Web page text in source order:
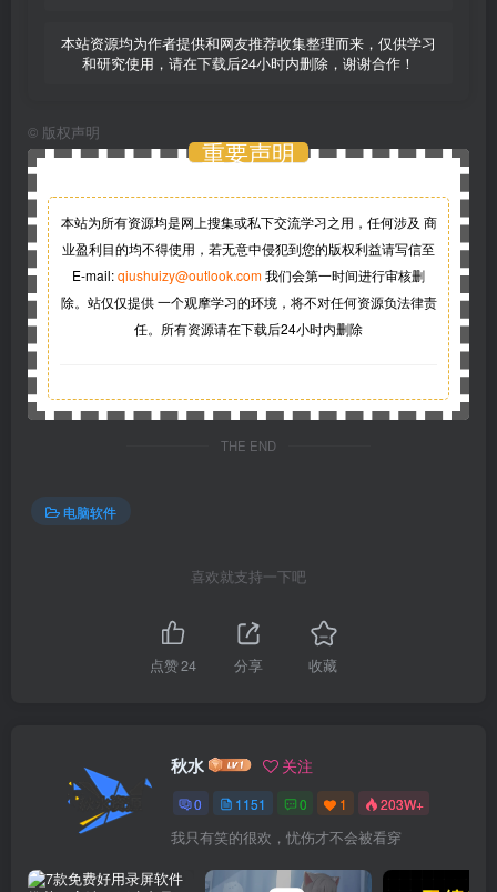
本站资源均为作者提供和网友推荐收集整理而来，仅供学习
和研究使用，请在下载后24小时内删除，谢谢合作！
© 版权声明
重要声明
本站为所有资源均是网上搜集或私下交流学习之用，任何涉及 商
业盈利目的均不得使用，若无意中侵犯到您的版权利益请写信至
E-mail:qiushuizy@outlook.com我们会第一时间进行审核删
除。站仅仅提供 一个观摩学习的环境，将不对任何资源负法律责
任。所有资源请在下载后24小时内删除
THE END
电脑软件
喜欢就支持一下吧
点赞24 分享 收藏
秋水 关注
0 1151 0 1 203W+
我只有笑的很欢，忧伤才不会被看穿